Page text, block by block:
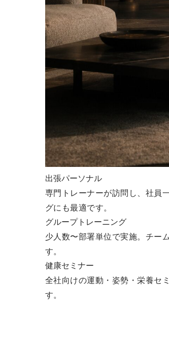
出張パーソナル
専門トレーナーが訪問し、社員
グにも最適です。
グループトレーニング
少人数〜部署単位で実施。チー
す。
健康セミナー
全社向けの運動・姿勢・栄養セ
す。